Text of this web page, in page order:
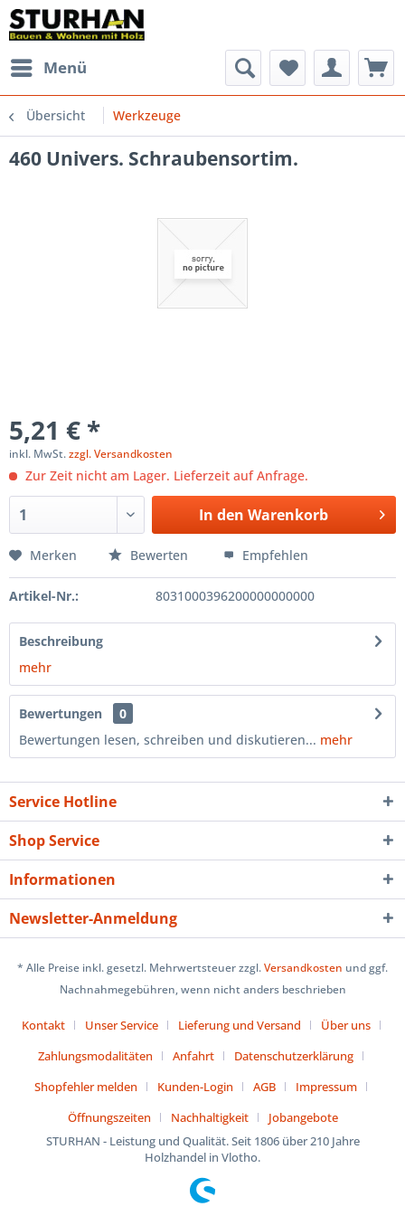
Menü
Übersicht Werkzeuge
460 Univers. Schraubensortim.
5,21 € *
inkl. MwSt.zzgl. Versandkosten
Zur Zeit nicht am Lager. Lieferzeit auf Anfrage.
In den Warenkorb
Merken Bewerten Empfehlen
Artikel-Nr.: 8031000396200000000000
Beschreibung
mehr
Bewertungen
0
Bewertungen lesen, schreiben und diskutieren... mehr
Service Hotline
Shop Service
Informationen
Newsletter-Anmeldung
* Alle Preise inkl. gesetzl. Mehrwertsteuer zzgl.Versandkosten und ggf.
Nachnahmegebühren, wenn nicht anders beschrieben
Kontakt Unser Service Lieferung und Versand
Über uns
Zahlungsmodalitäten
Anfahrt
Datenschutzerklärung
Shopfehler melden
Kunden-Login AGB
Impressum
Öffnungszeiten
Nachhaltigkeit
Jobangebote
STURHAN - Leistung und Qualität. Seit 1806 über 210 Jahre
Holzhandel in Vlotho.